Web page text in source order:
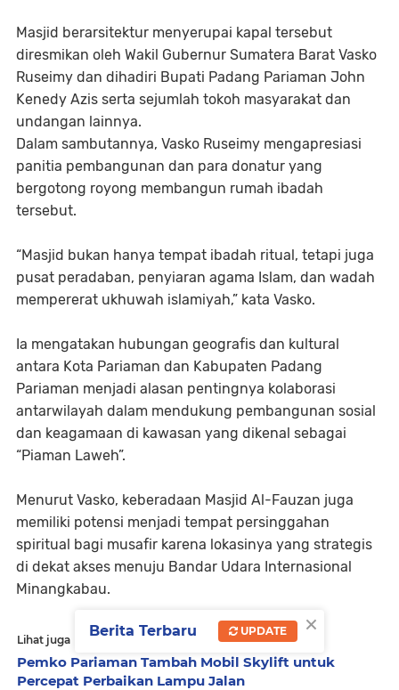
Masjid berarsitektur menyerupai kapal tersebut
diresmikan oleh Wakil Gubernur Sumatera Barat Vasko
Ruseimy dan dihadiri Bupati Padang Pariaman John
Kenedy Azis serta sejumlah tokoh masyarakat dan
undangan lainnya.
Dalam sambutannya, Vasko Ruseimy mengapresiasi
panitia pembangunan dan para donatur yang
bergotong royong membangun rumah ibadah
tersebut.
“Masjid bukan hanya tempat ibadah ritual, tetapi juga
pusat peradaban, penyiaran agama Islam, dan wadah
mempererat ukhuwah islamiyah,” kata Vasko.
Ia mengatakan hubungan geografis dan kultural
antara Kota Pariaman dan Kabupaten Padang
Pariaman menjadi alasan pentingnya kolaborasi
antarwilayah dalam mendukung pembangunan sosial
dan keagamaan di kawasan yang dikenal sebagai
“Piaman Laweh”.
Menurut Vasko, keberadaan Masjid Al-Fauzan juga
memiliki potensi menjadi tempat persinggahan
spiritual bagi musafir karena lokasinya yang strategis
di dekat akses menuju Bandar Udara Internasional
Minangkabau.
Lihat juga
Pemko Pariaman Tambah Mobil Skylift untuk
Percepat Perbaikan Lampu Jalan
×
Berita Terbaru UPDATE